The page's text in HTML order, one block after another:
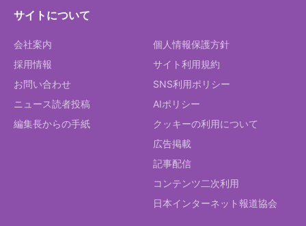
サイトについて
会社案内
採用情報
お問い合わせ
ニュース読者投稿
編集長からの手紙
個人情報保護方針
サイト利用規約
SNS利用ポリシー
AIポリシー
クッキーの利用について
広告掲載
記事配信
コンテンツ二次利用
日本インターネット報道協会